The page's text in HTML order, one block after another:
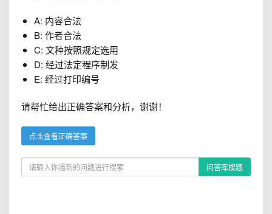
A: 内容合法
B: 作者合法
C: 文种按照规定选用
D: 经过法定程序制发
E: 经过打印编号
请帮忙给出正确答案和分析，谢谢！
点击查看正确答案
问答库搜题